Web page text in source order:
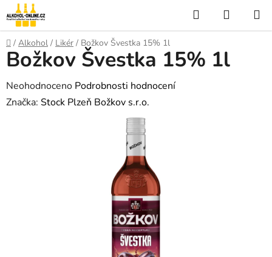
Přejít
na
obsah
Hledat
KOŠÍK
Domů
/ Alkohol / Likér / Božkov Švestka 15% 1l
Božkov Švestka 15% 1l
Průměrné
hodnocení
Neohodnoceno Podrobnosti hodnocení
Značka: Stock Plzeň Božkov s.r.o.